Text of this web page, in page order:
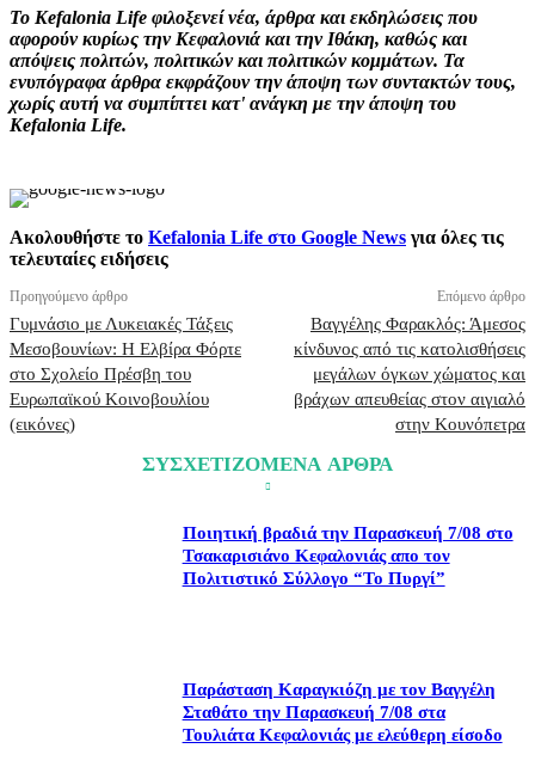
Το Kefalonia Life φιλοξενεί νέα, άρθρα και εκδηλώσεις που
αφορούν κυρίως την Κεφαλονιά και την Ιθάκη, καθώς και
απόψεις πολιτών, πολιτικών και πολιτικών κομμάτων. Τα
ενυπόγραφα άρθρα εκφράζουν την άποψη των συντακτών τους,
χωρίς αυτή να συμπίπτει κατ' ανάγκη με την άποψη του
Kefalonia Life.
Ακολουθήστε το Kefalonia Life στο Google News για όλες τις
τελευταίες ειδήσεις
Προηγούμενο άρθρο
Γυμνάσιο με Λυκειακές Τάξεις
Μεσοβουνίων: Η Ελβίρα Φόρτε
στο Σχολείο Πρέσβη του
Ευρωπαϊκού Κοινοβουλίου
(εικόνες)
Επόμενο άρθρο
Βαγγέλης Φαρακλός: Άμεσος
κίνδυνος από τις κατολισθήσεις
μεγάλων όγκων χώματος και
βράχων απευθείας στον αιγιαλό
στην Κουνόπετρα
ΣΥΣΧΕΤΙΖΟΜΕΝΑ ΑΡΘΡΑ
Ποιητική βραδιά την Παρασκευή 7/08 στο
Τσακαρισιάνο Κεφαλονιάς απο τον
Πολιτιστικό Σύλλογο “Το Πυργί”
Παράσταση Καραγκιόζη με τον Βαγγέλη
Σταθάτο την Παρασκευή 7/08 στα
Τουλιάτα Κεφαλονιάς με ελεύθερη είσοδο